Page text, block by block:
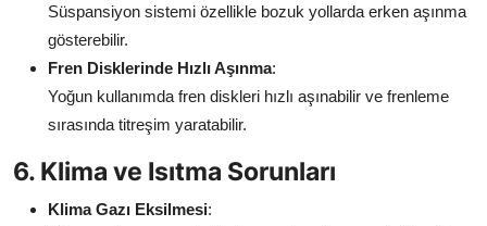
Süspansiyon sistemi özellikle bozuk yollarda erken aşınma
gösterebilir.
Fren Disklerinde Hızlı Aşınma:
Yoğun kullanımda fren diskleri hızlı aşınabilir ve frenleme
sırasında titreşim yaratabilir.
6. Klima ve Isıtma Sorunları
Klima Gazı Eksilmesi: